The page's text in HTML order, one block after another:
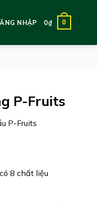
NHẬP 0₫ 0
P-Fruits
P-Fruits
8 chất liệu